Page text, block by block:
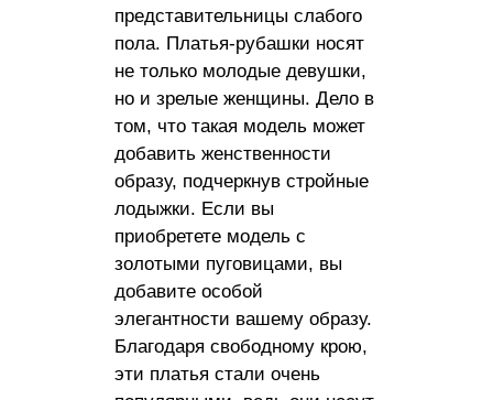
представительницы слабого
пола. Платья-рубашки носят
не только молодые девушки,
но и зрелые женщины. Дело в
том, что такая модель может
добавить женственности
образу, подчеркнув стройные
лодыжки. Если вы
приобретете модель с
золотыми пуговицами, вы
добавите особой
элегантности вашему образу.
Благодаря свободному крою,
эти платья стали очень